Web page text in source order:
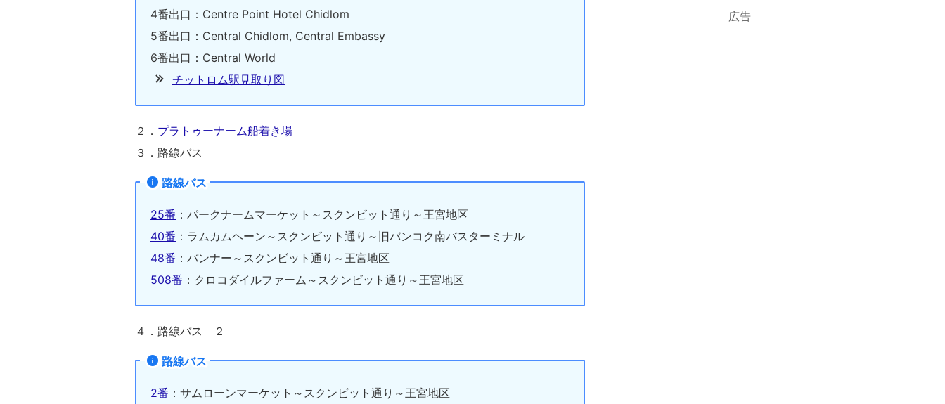
4番出口：Centre Point Hotel Chidlom
5番出口：Central Chidlom, Central Embassy
6番出口：Central World
チットロム駅見取り図
２． プラトゥーナーム船着き場
３．路線バス
路線バス
25番 ：パークナームマーケット～スクンビット通り～王宮地区
40番 ：ラムカムヘーン～スクンビット通り～旧バンコク南バスターミナル
48番 ：バンナー～スクンビット通り～王宮地区
508番 ：クロコダイルファーム～スクンビット通り～王宮地区
４．路線バス ２
路線バス
2番 ：サムローンマーケット～スクンビット通り～王宮地区
広告